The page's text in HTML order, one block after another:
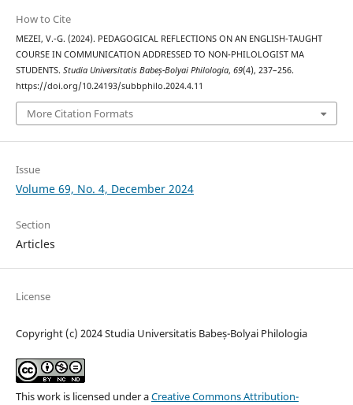
How to Cite
MEZEI, V.-G. (2024). PEDAGOGICAL REFLECTIONS ON AN ENGLISH-TAUGHT
COURSE IN COMMUNICATION ADDRESSED TO NON-PHILOLOGIST MA
STUDENTS. Studia Universitatis Babeș-Bolyai Philologia, 69(4), 237–256.
https://doi.org/10.24193/subbphilo.2024.4.11
More Citation Formats
Issue
Volume 69, No. 4, December 2024
Section
Articles
License
Copyright (c) 2024 Studia Universitatis Babeș-Bolyai Philologia
This work is licensed under aCreative Commons Attribution-